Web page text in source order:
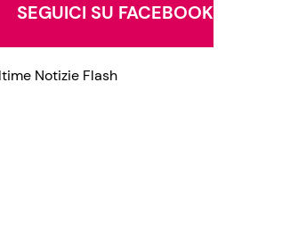
SEGUICI SU FACEBOOK
Notizie Flash